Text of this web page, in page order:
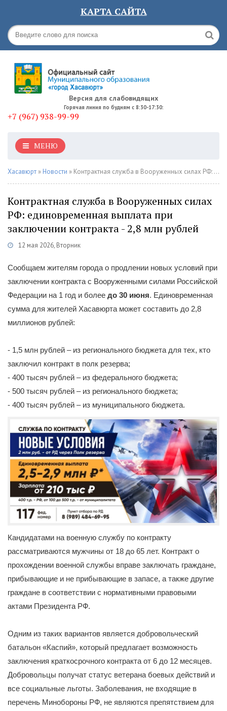
КАРТА САЙТА
Версия для слабовидящих
Горячая линия по будням с 8:30-17:30:
+7 (967) 938-99-99
МЕНЮ
Хасавюрт » Новости » Контрактная служба в Вооруженных силах РФ: единовременная выплата при заключении контракта - 2,8 млн рублей
Контрактная служба в Вооруженных силах
РФ: единовременная выплата при
заключении контракта - 2,8 млн рублей
12 мая 2026, Вторник
Сообщаем жителям города о продлении новых условий при
заключении контракта с Вооруженными силами Российской
Федерации на 1 год и более до 30 июня. Единовременная
сумма для жителей Хасавюрта может составить до 2,8
миллионов рублей:
- 1,5 млн рублей – из регионального бюджета для тех, кто
заключил контракт в полк резерва;
- 400 тысяч рублей – из федерального бюджета;
- 500 тысяч рублей – из регионального бюджета;
- 400 тысяч рублей – из муниципального бюджета.
Кандидатами на военную службу по контракту
рассматриваются мужчины от 18 до 65 лет. Контракт о
прохождении военной службы вправе заключать граждане,
прибывающие и не прибывающие в запасе, а также другие
граждане в соответствии с нормативными правовыми
актами Президента РФ.
Одним из таких вариантов является добровольческий
батальон «Каспий», который предлагает возможность
заключения краткосрочного контракта от 6 до 12 месяцев.
Добровольцы получат статус ветерана боевых действий и
все социальные льготы. Заболевания, не входящие в
перечень Минобороны РФ, не являются препятствием для